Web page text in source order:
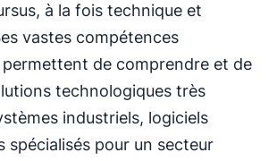
à la fois technique et
vastes compétences
de comprendre et de
technologiques très
industriels, logiciels
spécialisés pour un secteur